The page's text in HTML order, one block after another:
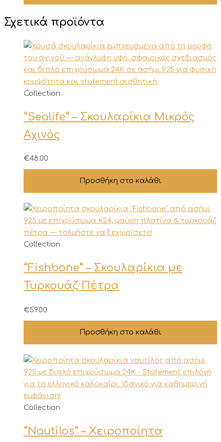
επιλεγούν
σελίδα
του
προϊόντος
Σχετικά προϊόντα
Collection
“Sealife” – Σκουλαρίκια Μικρός
Αχινός
€48.00
Προσθήκη στο καλάθι
Collection
“Fishbone” – Σκουλαρίκια με
Τυρκουάζ Πέτρα
€59.00
Προσθήκη στο καλάθι
Collection
“Nautilos” – Χειροποίητα